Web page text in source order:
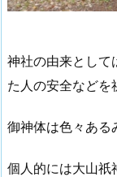
神社の由来として
た人の安全などを
御神体は色々ある
個人的には大山祇